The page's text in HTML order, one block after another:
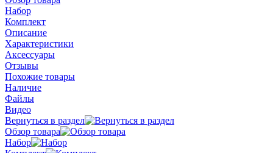
Набор
Комплект
Описание
Характеристики
Аксессуары
Отзывы
Похожие товары
Наличие
Файлы
Видео
Вернуться в раздел
Обзор товара
Набор